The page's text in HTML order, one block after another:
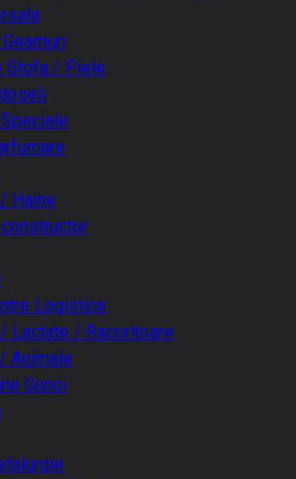
Stofa / Piele
Haine
Logistice
Lactate / Racoritoare
Animale
Gunoi